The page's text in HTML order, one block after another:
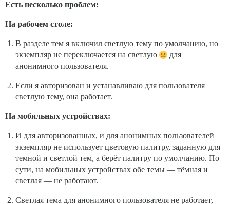
Есть несколько проблем:
На рабочем столе:
В разделе тем я включил светлую тему по умолчанию, но
экземпляр не переключается на светлую
для
анонимного пользователя.
Если я авторизован и устанавливаю для пользователя
светлую тему, она работает.
На мобильных устройствах:
И для авторизованных, и для анонимных пользователей
экземпляр не использует цветовую палитру, заданную для
темной и светлой тем, а берёт палитру по умолчанию. По
сути, на мобильных устройствах обе темы — тёмная и
светлая — не работают.
Светлая тема для анонимного пользователя не работает,